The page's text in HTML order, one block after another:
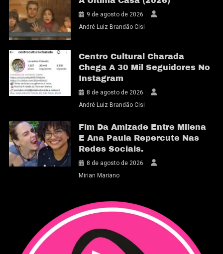
9 de agosto de 2026
André Luiz Brandão Cisi
Centro Cultural Charada
Chega A 30 Mil Seguidores No
Instagram
8 de agosto de 2026
André Luiz Brandão Cisi
Fim Da Amizade Entre Milena
E Ana Paula Repercute Nas
Redes Sociais.
8 de agosto de 2026
Mirian Mariano